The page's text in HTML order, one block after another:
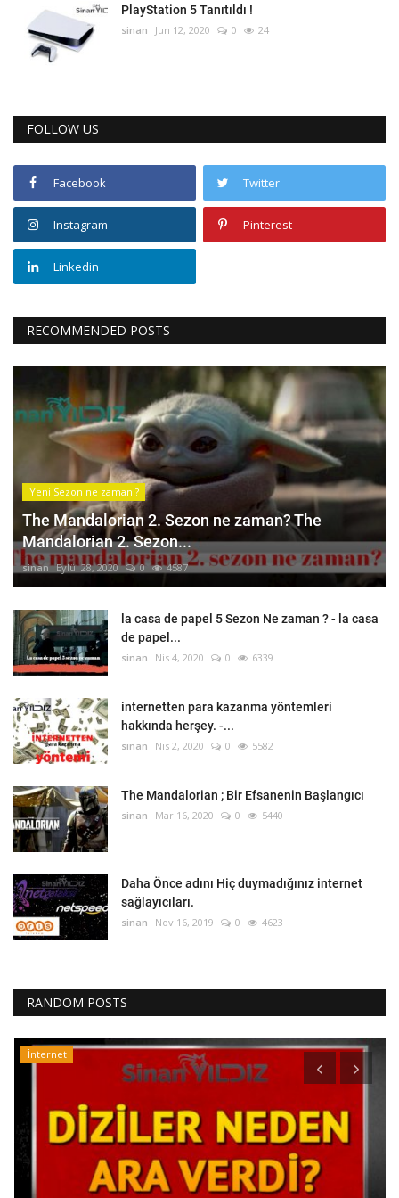
PlayStation 5 Tanıtıldı !
sinan Jun 12, 2020 0 24
FOLLOW US
Facebook Twitter
Instagram Pinterest
Linkedin
RECOMMENDED POSTS
Yeni Sezon ne zaman ?
The Mandalorian 2. Sezon ne zaman? The
Mandalorian 2. Sezon...
sinan Eylül 28, 2020 0 4587
la casa de papel 5 Sezon Ne zaman ? - la casa
de papel...
sinan Nis 4, 2020 0 6339
internetten para kazanma yöntemleri
hakkında herşey. -...
sinan Nis 2, 2020 0 5582
The Mandalorian ; Bir Efsanenin Başlangıcı
sinan Mar 16, 2020 0 5440
Daha Önce adını Hiç duymadığınız internet
sağlayıcıları.
sinan Nov 16, 2019 0 4623
RANDOM POSTS
İnternet